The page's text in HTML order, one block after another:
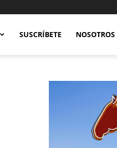
SUSCRÍBETE NOSOTROS